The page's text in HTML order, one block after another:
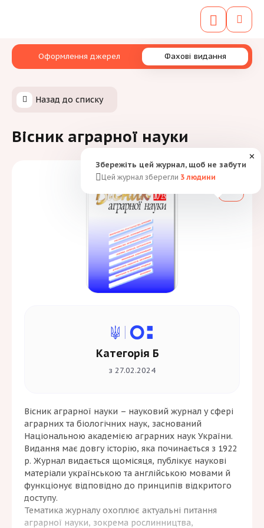
Оформлення джерел Фахові видання
Назад до списку
Вісник аграрної науки
Вісник аграрної науки – науковий журнал у сфері
аграрних та біологічних наук, заснований
Національною академією аграрних наук України.
Видання має довгу історію, яка починається з 1922
р. Журнал видається щомісяця, публікує наукові
матеріали українською та англійською мовами й
функціонує відповідно до принципів відкритого
доступу.
Тематика журналу охоплює актуальні питання
аграрної науки, зокрема рослинництва,
Категорія Б
з 27.02.2024
Збережіть цей журнал, щоб не забути
Цей журнал зберегли 3 людини
✕